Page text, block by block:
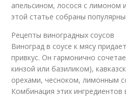
апельсином, лосося с лимоном
этой статье собраны
Рецепты виноградных соусов
Виноград в соусе к мясу
привкус. Он гармонично
кинзой или базиликом),
орехами, чесноком, лимонным
Комбинация этих ингредиентов